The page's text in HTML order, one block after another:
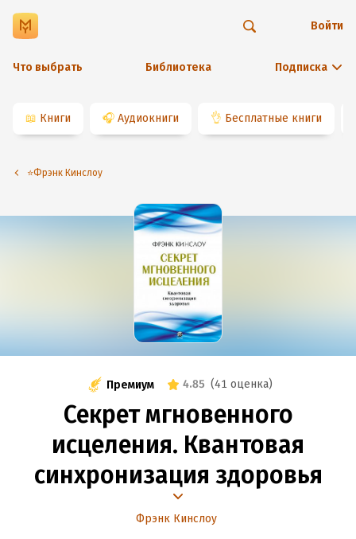
Что выбрать Библиотека Подписка
Войти
📖 Книги 🎧 Аудиокниги 👌 Бесплатные книги
⭐️Фрэнк Кинслоу
Премиум 4.85 (41 оценка)
Секрет мгновенного
исцеления. Квантовая
синхронизация здоровья
Фрэнк Кинслоу